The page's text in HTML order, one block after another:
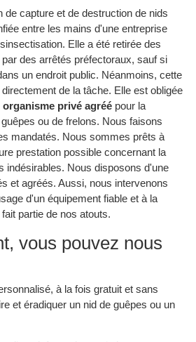
de capture et de destruction de nids
entre les mains d'une entreprise
Elle a été retirée des
des arrêtés préfectoraux, sauf si
un endroit public. Néanmoins, cette
de la tâche. Elle est obligée
organisme privé agréé pour la
ou de frelons. Nous faisons
mandatés. Nous sommes prêts à
prestation possible concernant la
indésirables. Nous disposons d'une
et agréés. Aussi, nous intervenons
d'un équipement fiable et à la
partie de nos atouts.
vous pouvez nous
à la fois gratuit et sans
et éradiquer un nid de guêpes ou un